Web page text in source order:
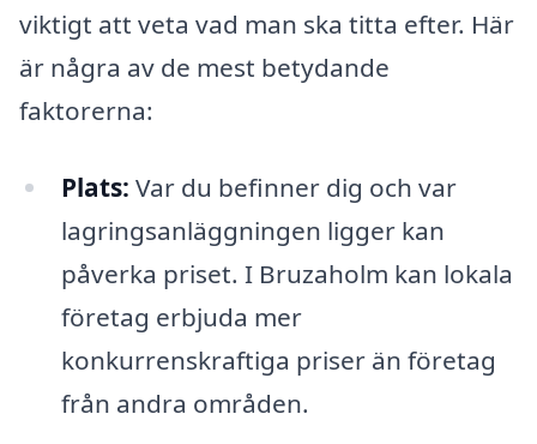
viktigt att veta vad man ska titta efter. Här
är några av de mest betydande
faktorerna:
Plats: Var du befinner dig och var
lagringsanläggningen ligger kan
påverka priset. I Bruzaholm kan lokala
företag erbjuda mer
konkurrenskraftiga priser än företag
från andra områden.